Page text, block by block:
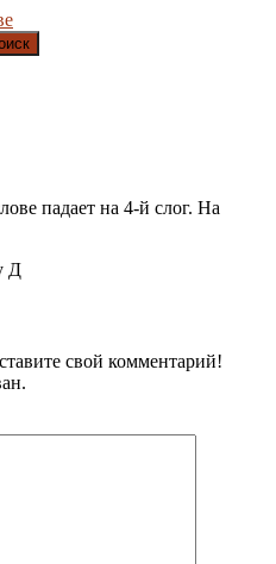
падает на 4-й слог. На
Д
свой комментарий!